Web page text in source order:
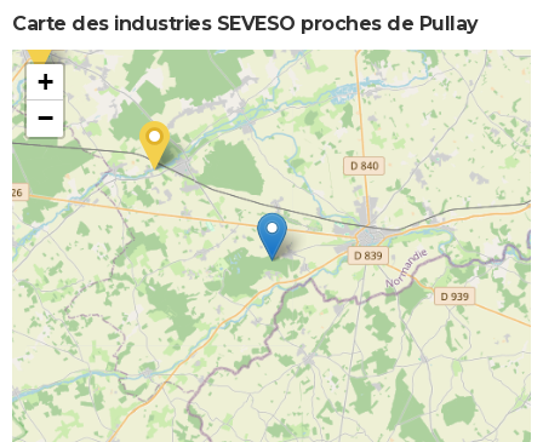
Carte des industries SEVESO proches de Pullay
+
−